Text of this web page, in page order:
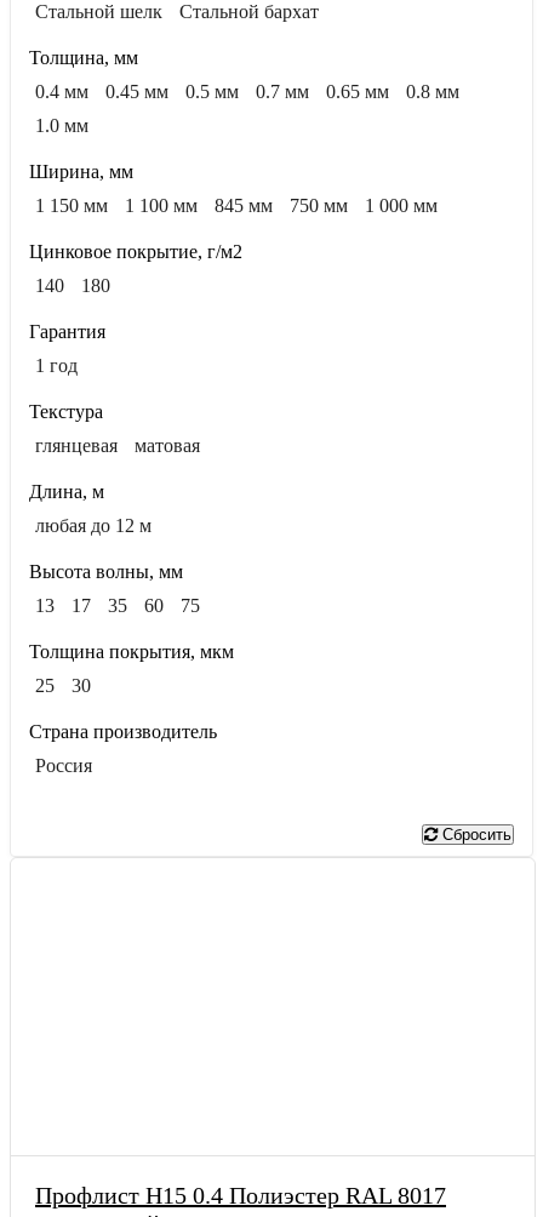
Стальной шелк
Стальной бархат
Толщина, мм
0.4 мм
0.45 мм 0.5 мм 0.7 мм 0.65 мм
0.8 мм
1.0 мм
Ширина, мм
1 150 мм
1 100 мм 845 мм 750 мм 1 000 мм
Цинковое покрытие, г/м2
140
180
Гарантия
1 год
Текстура
глянцевая
матовая
Длина, м
любая до 12 м
Высота волны, мм
13
17 35 60 75
Толщина покрытия, мкм
25
30
Страна производитель
Россия
Сбросить
Профлист Н15 0.4 Полиэстер RAL 8017